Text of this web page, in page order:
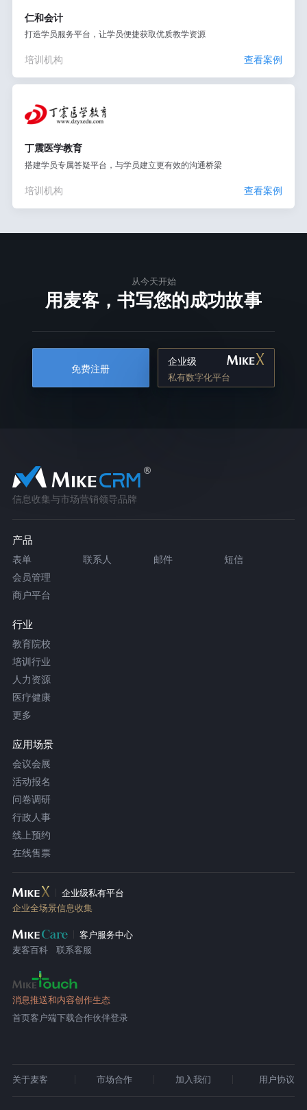
仁和会计
打造学员服务平台，让学员便捷获取优质教学资源
培训机构 查看案例
丁震医学教育
搭建学员专属答疑平台，与学员建立更有效的沟通桥梁
培训机构 查看案例
从今天开始
用麦客，书写您的成功故事
免费注册
企业级
私有数字化平台
信息收集与市场营销领导品牌
产品
表单 联系人 邮件
短信
会员管理
商户平台
行业
教育院校
培训行业
人力资源
医疗健康
更多
应用场景
会议会展
活动报名
问卷调研
行政人事
线上预约
在线售票
企业级私有平台
企业全场景信息收集
客户服务中心
麦客百科
联系客服
消息推送和内容创作生态
首页客户端下载合作伙伴登录
关于麦客 市场合作 加入我们 用户协议